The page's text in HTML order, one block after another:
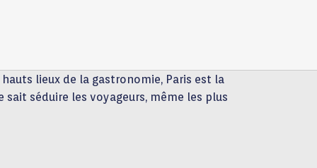
lieux de la gastronomie, Paris est la
sait séduire les voyageurs, même les plus